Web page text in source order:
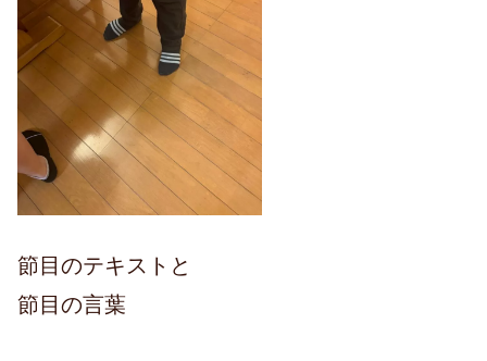
節目のテキストと
節目の言葉